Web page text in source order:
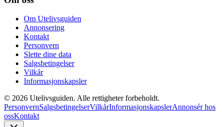
Om Utelivsguiden
Annonsering
Kontakt
Personvern
Slette dine data
Salgsbetingelser
Vilkår
Informasjonskapsler
© 2026 Utelivsguiden. Alle rettigheter forbeholdt.
PersonvernSalgsbetingelserVilkårInformasjonskapslerAnnonsér hos
ossKontakt